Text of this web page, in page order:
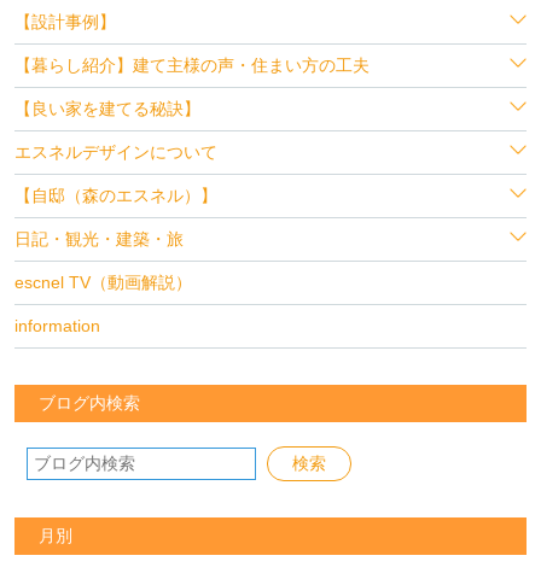
【設計事例】
【暮らし紹介】建て主様の声・住まい方の工夫
【良い家を建てる秘訣】
エスネルデザインについて
【自邸（森のエスネル）】
日記・観光・建築・旅
escnel TV（動画解説）
information
ブログ内検索
月別